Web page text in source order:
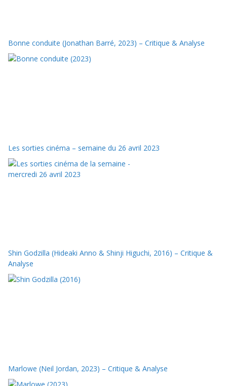
Bonne conduite (Jonathan Barré, 2023) – Critique & Analyse
Les sorties cinéma – semaine du 26 avril 2023
Shin Godzilla (Hideaki Anno & Shinji Higuchi, 2016) – Critique &
Analyse
Marlowe (Neil Jordan, 2023) – Critique & Analyse